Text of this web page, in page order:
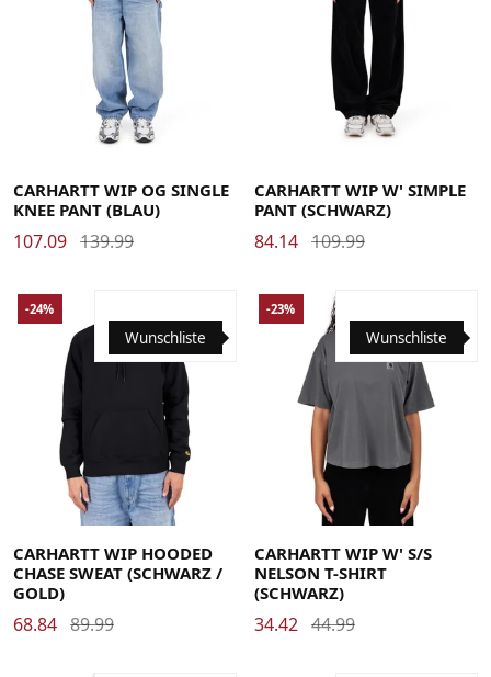
CARHARTT WIP OG SINGLE
KNEE PANT (BLAU)
107.09 139.99
CARHARTT WIP W' SIMPLE
PANT (SCHWARZ)
84.14 109.99
MediumSmallX-Large
Wunschliste
-24%
CARHARTT WIP HOODED
CHASE SWEAT (SCHWARZ /
GOLD)
68.84 89.99
Small X-Small
Wunschliste
-23%
CARHARTT WIP W' S/S
NELSON T-SHIRT
(SCHWARZ)
34.42 44.99